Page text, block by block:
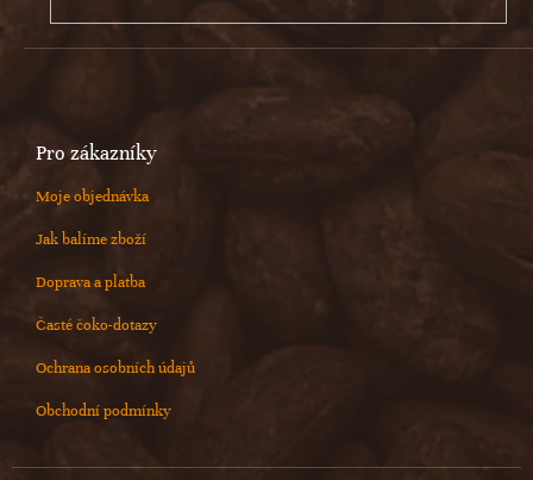
Pro zákazníky
Moje objednávka
Jak balíme zboží
Doprava a platba
Časté čoko-dotazy
Ochrana osobních údajů
Obchodní podmínky